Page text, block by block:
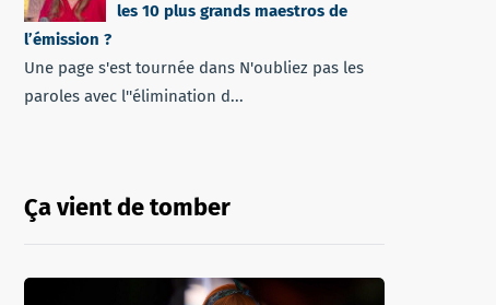
les 10 plus grands maestros de
l’émission ?
Une page s'est tournée dans N'oubliez pas les
paroles avec l''élimination d...
Ça vient de tomber